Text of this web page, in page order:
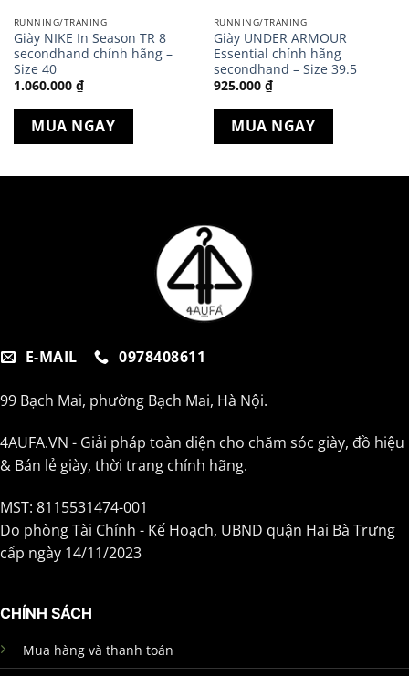
RUNNING/TRANING
Giày NIKE In Season TR 8
secondhand chính hãng –
Size 40
1.060.000 ₫
MUA NGAY
RUNNING/TRANING
Giày UNDER ARMOUR
Essential chính hãng
secondhand – Size 39.5
925.000 ₫
MUA NGAY
E-MAIL 0978408611
99 Bạch Mai, phường Bạch Mai, Hà Nội.
4AUFA.VN - Giải pháp toàn diện cho chăm sóc giày, đồ hiệu
& Bán lẻ giày, thời trang chính hãng.
MST: 8115531474-001
Do phòng Tài Chính - Kế Hoạch, UBND quận Hai Bà Trưng
cấp ngày 14/11/2023
CHÍNH SÁCH
Mua hàng và thanh toán